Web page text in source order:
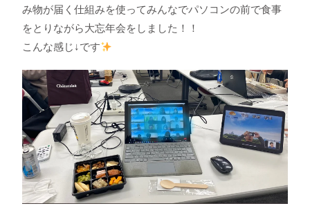
み物が届く仕組みを使ってみんなでパソコンの前で食事
をとりながら大忘年会をしました！！
こんな感じ↓です